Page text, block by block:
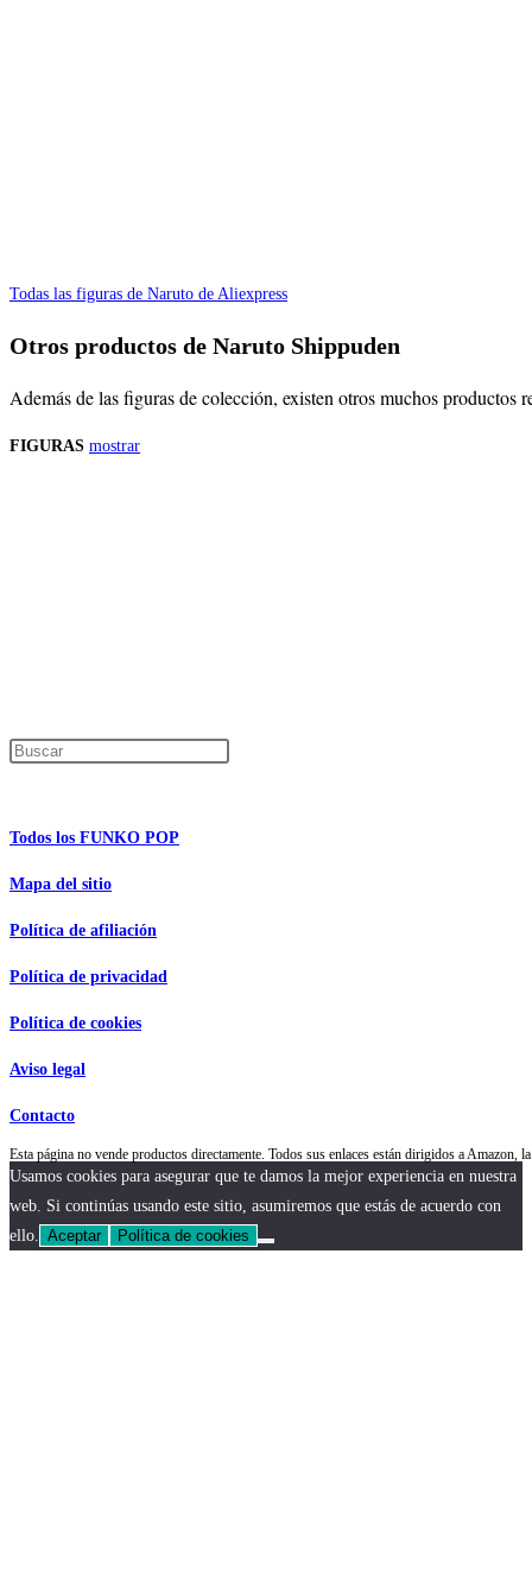
Todas las figuras de Naruto de Aliexpress
Otros productos de Naruto Shippuden
Además de las figuras de colección, existen otros muchos productos
FIGURAS mostrar
Todos los FUNKO POP
Mapa del sitio
Política de afiliación
Política de privacidad
Política de cookies
Aviso legal
Contacto
Esta página no vende productos directamente. Todos sus enlaces están dirigidos a
Usamos cookies para asegurar que te damos la mejor experiencia en nuestra
web. Si continúas usando este sitio, asumiremos que estás de acuerdo con
ello.
Aceptar Política de cookies